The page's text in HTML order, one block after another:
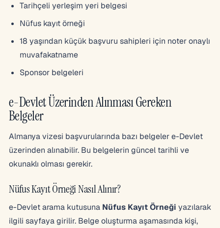
Tarihçeli yerleşim yeri belgesi
Nüfus kayıt örneği
18 yaşından küçük başvuru sahipleri için noter onaylı
muvafakatname
Sponsor belgeleri
e-Devlet Üzerinden Alınması Gereken
Belgeler
Almanya vizesi başvurularında bazı belgeler e-Devlet
üzerinden alınabilir. Bu belgelerin güncel tarihli ve
okunaklı olması gerekir.
Nüfus Kayıt Örneği Nasıl Alınır?
e-Devlet arama kutusuna Nüfus Kayıt Örneği yazılarak
ilgili sayfaya girilir. Belge oluşturma aşamasında kişi,